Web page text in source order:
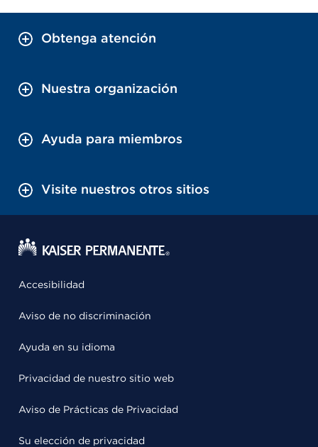
Obtenga atención
Nuestra organización
Ayuda para miembros
Visite nuestros otros sitios
Accesibilidad
Aviso de no discriminación
Ayuda en su idioma
Privacidad de nuestro sitio web
Aviso de Prácticas de Privacidad
Su elección de privacidad